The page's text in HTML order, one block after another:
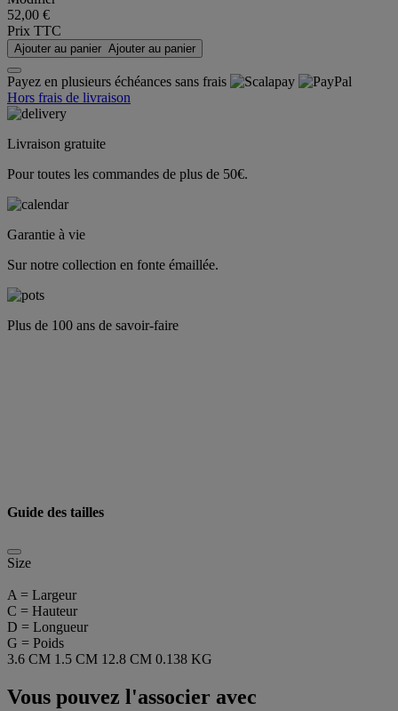
52,00 €
Prix TTC
Ajouter au panier Ajouter au panier
Payez en plusieurs échéances sans frais
Hors frais de livraison
Livraison gratuite
Pour toutes les commandes de plus de 50€.
Garantie à vie
Sur notre collection en fonte émaillée.
Plus de 100 ans de savoir-faire
Guide des tailles
Size
A = Largeur
C = Hauteur
D = Longueur
G = Poids
3.6 CM 1.5 CM 12.8 CM 0.138 KG
Vous pouvez l'associer avec